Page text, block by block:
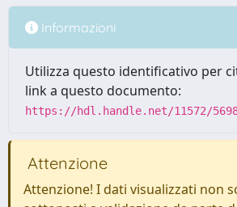
Informazioni
Utilizza questo identificativo per
link a questo documento:
https://hdl.handle.net/11572/
Attenzione
Attenzione! I dati visualizzati non